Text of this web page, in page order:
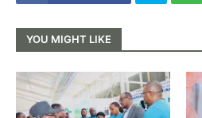
YOU MIGHT LIKE